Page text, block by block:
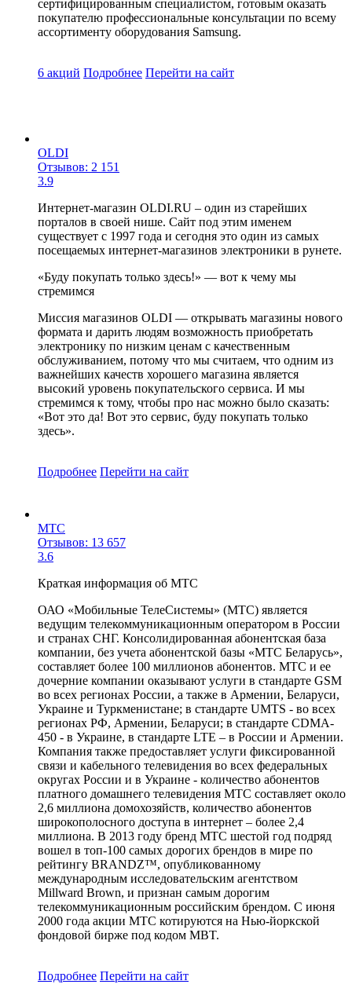
сертифицированным специалистом, готовым оказать
покупателю профессиональные консультации по всему
ассортименту оборудования Samsung.
6 акций Подробнее Перейти на сайт
OLDI
Отзывов: 2 151
3.9
Интернет-магазин OLDI.RU – один из старейших
порталов в своей нише. Сайт под этим именем
существует с 1997 года и сегодня это один из самых
посещаемых интернет-магазинов электроники в рунете.
«Буду покупать только здесь!» — вот к чему мы
стремимся
Миссия магазинов OLDI — открывать магазины нового
формата и дарить людям возможность приобретать
электронику по низким ценам с качественным
обслуживанием, потому что мы считаем, что одним из
важнейших качеств хорошего магазина является
высокий уровень покупательского сервиса. И мы
стремимся к тому, чтобы про нас можно было сказать:
«Вот это да! Вот это сервис, буду покупать только
здесь».
Подробнее Перейти на сайт
МТС
Отзывов: 13 657
3.6
Краткая информация об МТС
ОАО «Мобильные ТелеСистемы» (МТС) является
ведущим телекоммуникационным оператором в России
и странах СНГ. Консолидированная абонентская база
компании, без учета абонентской базы «МТС Беларусь»,
составляет более 100 миллионов абонентов. МТС и ее
дочерние компании оказывают услуги в стандарте GSM
во всех регионах России, а также в Армении, Беларуси,
Украине и Туркменистане; в стандарте UMTS - во всех
регионах РФ, Армении, Беларуси; в стандарте CDMA-
450 - в Украине, в стандарте LTE – в России и Армении.
Компания также предоставляет услуги фиксированной
связи и кабельного телевидения во всех федеральных
округах России и в Украине - количество абонентов
платного домашнего телевидения МТС составляет около
2,6 миллиона домохозяйств, количество абонентов
широкополосного доступа в интернет – более 2,4
миллиона. В 2013 году бренд МТС шестой год подряд
вошел в топ-100 самых дорогих брендов в мире по
рейтингу BRANDZ™, опубликованному
международным исследовательским агентством
Millward Brown, и признан самым дорогим
телекоммуникационным российским брендом. С июня
2000 года акции МТС котируются на Нью-йоркской
фондовой бирже под кодом MBT.
Подробнее Перейти на сайт